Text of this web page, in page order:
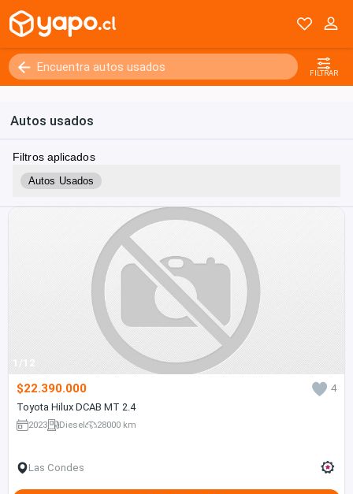
FILTRAR
Autos usados
Filtros aplicados
Autos Usados
1/12
$22.390.000
4
Toyota Hilux DCAB MT 2.4
2023 Diesel 28000 km
Las Condes